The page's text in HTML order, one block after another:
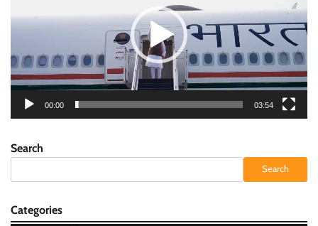
00:00 03:54
Search
Search
Categories